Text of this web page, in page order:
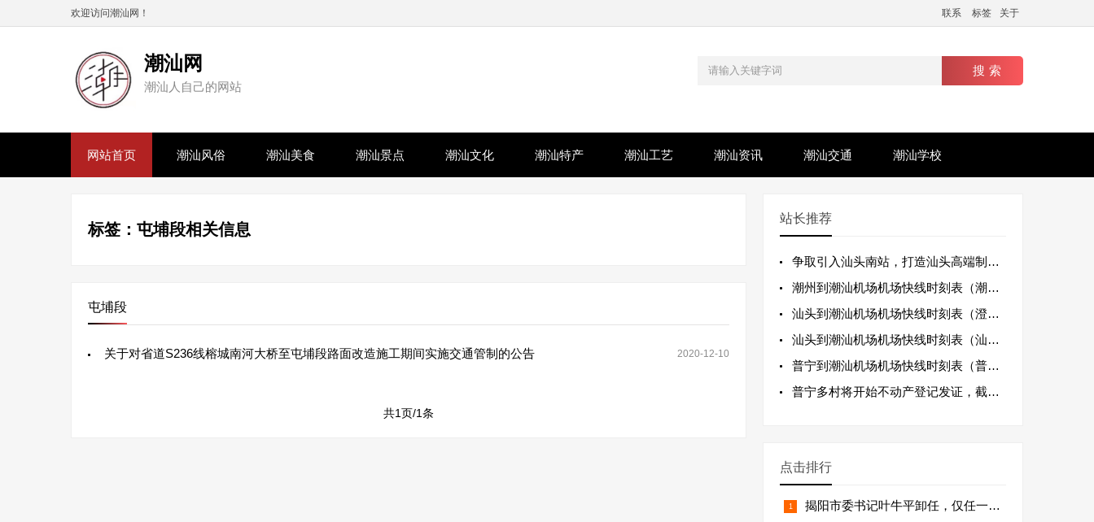
欢迎访问潮汕网！ 联系 标签 关于
潮汕网
潮汕人自己的网站
网站首页 潮汕风俗 潮汕美食 潮汕景点 潮汕文化 潮汕特产 潮汕工艺 潮汕资讯 潮汕交通 潮汕学校
标签：屯埔段相关信息
屯埔段
2020-12-10
关于对省道S236线榕城南河大桥至屯埔段路面改造施工期间实施交通管制的公告
共1页/1条
站长推荐
争取引入汕头南站，打造汕头高端制造业基地......汕头网友的这些建议获采纳
潮州到潮汕机场机场快线时刻表（潮州线）（2020年12月14日起执行）
汕头到潮汕机场机场快线时刻表（澄海线）（2020年12月14日起执行）
汕头到潮汕机场机场快线时刻表（汕头东线）（2020年12月14日起执行）
普宁到潮汕机场机场快线时刻表（普宁线）（2020年12月14日起执行）
普宁多村将开始不动产登记发证，截止到月底！逾期自负
点击排行
揭阳市委书记叶牛平卸任，仅任一年︱揭阳三年连换三任一把手！